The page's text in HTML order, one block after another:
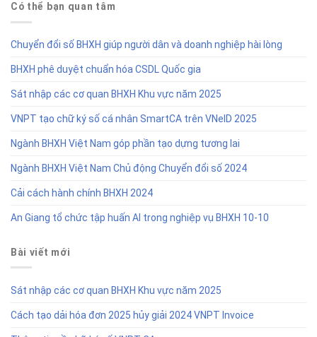
Có thể bạn quan tâm
Chuyển đổi số BHXH giúp người dân và doanh nghiệp hài lòng
BHXH phê duyệt chuẩn hóa CSDL Quốc gia
Sát nhập các cơ quan BHXH Khu vực năm 2025
VNPT tạo chữ ký số cá nhân SmartCA trên VNeID 2025
Ngành BHXH Việt Nam góp phần tạo dựng tương lai
Ngành BHXH Việt Nam Chủ động Chuyển đổi số 2024
Cải cách hành chính BHXH 2024
An Giang tổ chức tập huấn AI trong nghiệp vụ BHXH 10-10
Bài viết mới
Sát nhập các cơ quan BHXH Khu vực năm 2025
Cách tạo dải hóa đơn 2025 hủy giải 2024 VNPT Invoice